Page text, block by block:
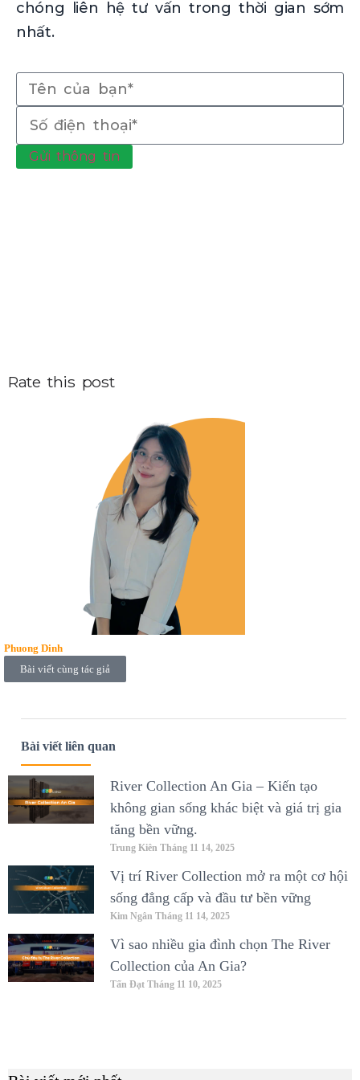
chóng liên hệ tư vấn trong thời gian sớm
nhất.
Gửi thông tin
Rate this post
Phuong Dinh
Bài viết cùng tác giả
Bài viết liên quan
River Collection An Gia – Kiến tạo
không gian sống khác biệt và giá trị gia
tăng bền vững.
Trung Kiên Tháng 11 14, 2025
Vị trí River Collection mở ra một cơ hội
sống đẳng cấp và đầu tư bền vững
Kim Ngân Tháng 11 14, 2025
Vì sao nhiều gia đình chọn The River
Collection của An Gia?
Tấn Đạt Tháng 11 10, 2025